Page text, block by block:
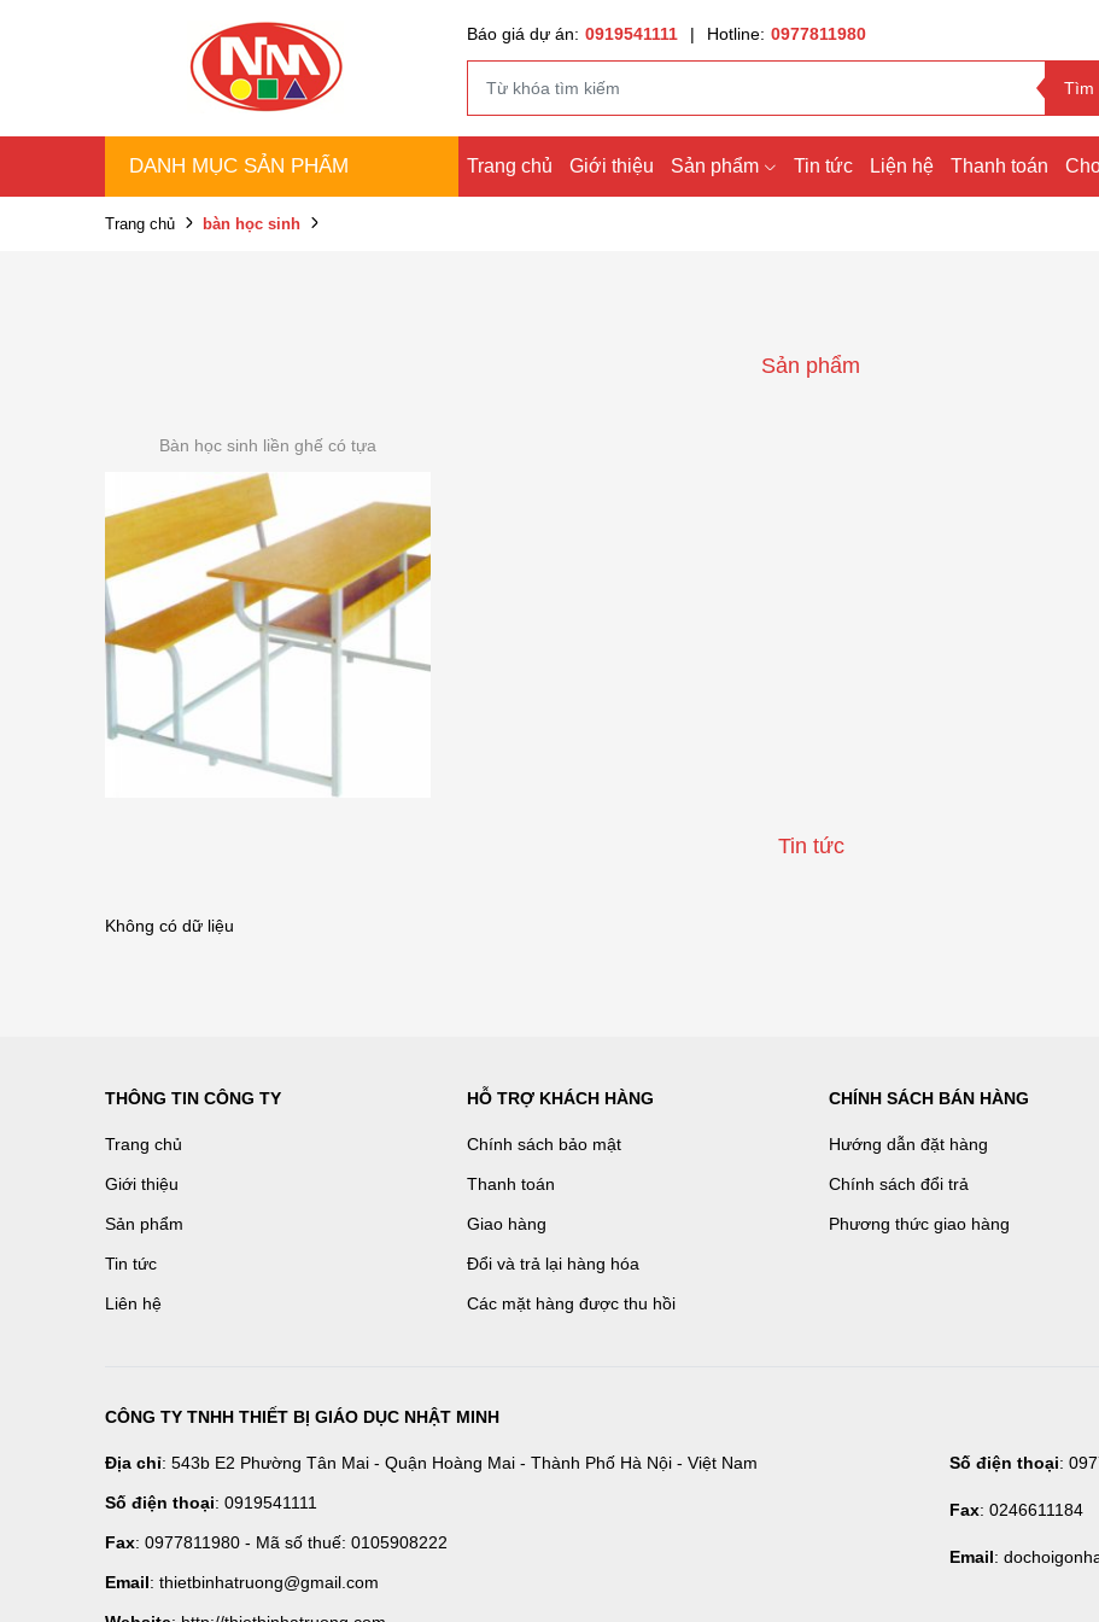
Báo giá dự án: 0919541111 | Hotline: 0977811980
Tìm
DANH MỤC SẢN PHẨM Trang chủ Giới thiệu Sản phẩm Tin tức Liện hệ Thanh toán
Trang chủ bàn học sinh
Sản phẩm
Bàn học sinh liền ghế có tựa
Tin tức
Không có dữ liệu
THÔNG TIN CÔNG TY
Trang chủ
Giới thiệu
Sản phẩm
Tin tức
Liên hệ
HỖ TRỢ KHÁCH HÀNG
Chính sách bảo mật
Thanh toán
Giao hàng
Đổi và trả lại hàng hóa
Các mặt hàng được thu hồi
CHÍNH SÁCH BÁN HÀNG
Hướng dẫn đặt hàng
Chính sách đổi trả
Phương thức giao hàng
CÔNG TY TNHH THIẾT BỊ GIÁO DỤC NHẬT MINH
Địa chỉ: 543b E2 Phường Tân Mai - Quận Hoàng Mai - Thành Phố Hà Nội - Việt Nam
Số điện thoại: 0919541111
Fax: 0977811980 - Mã số thuế: 0105908222
Email: thietbinhatruong@gmail.com
Số điện thoại:
Fax: 0246611184
Email: